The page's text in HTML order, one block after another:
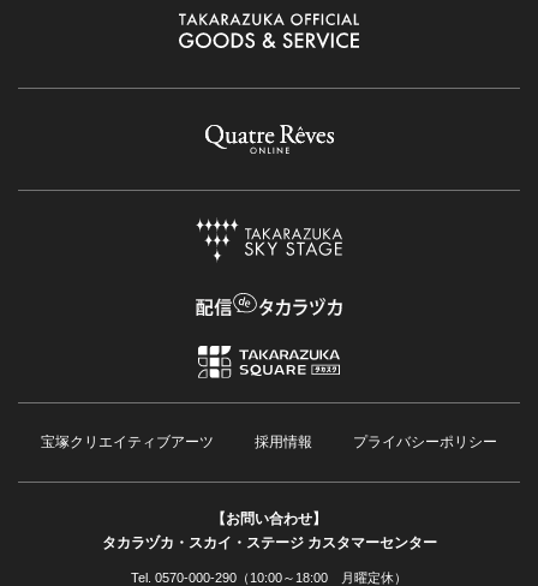
宝塚クリエイティブアーツ 採用情報 プライバシーポリシー
【お問い合わせ】
タカラヅカ・スカイ・ステージ カスタマーセンター
Tel. 0570-000-290（10:00～18:00 月曜定休）